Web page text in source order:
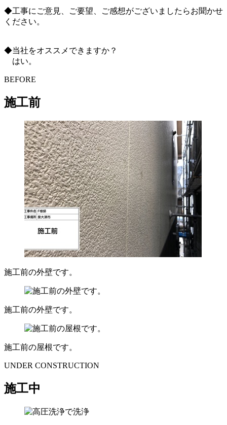
◆工事にご意見、ご要望、ご感想がございましたらお聞かせ
ください。
◆当社をオススメできますか？
はい。
BEFORE
施工前
施工前の外壁です。
施工前の外壁です。
施工前の屋根です。
UNDER CONSTRUCTION
施工中